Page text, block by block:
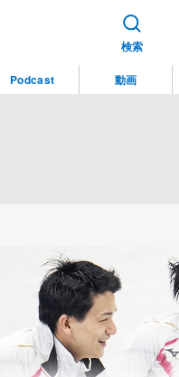
検索
Podcast 動画